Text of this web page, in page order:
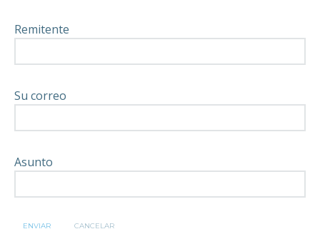
Remitente
Su correo
Asunto
ENVIAR CANCELAR